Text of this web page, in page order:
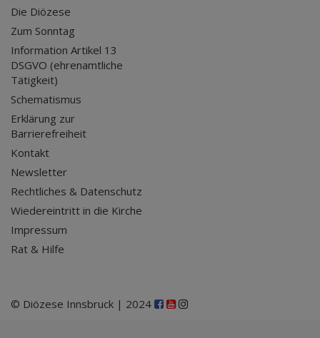
Die Diözese
Zum Sonntag
Information Artikel 13
DSGVO (ehrenamtliche
Tätigkeit)
Schematismus
Erklärung zur
Barrierefreiheit
Kontakt
Newsletter
Rechtliches & Datenschutz
Wiedereintritt in die Kirche
Impressum
Rat & Hilfe
© Diözese Innsbruck | 2024